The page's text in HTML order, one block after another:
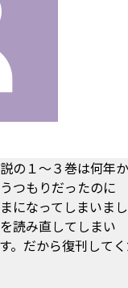
の１～３巻は何年
つもりだったの
になってしまいま
読み直してしまい
。だから復刊してく